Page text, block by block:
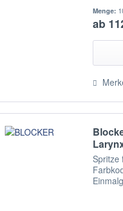
Menge:
ab
Spritze